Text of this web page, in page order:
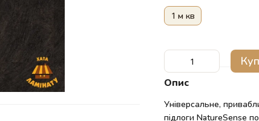
1 м кв
Опис
Універсальне,
підлоги NatureSense